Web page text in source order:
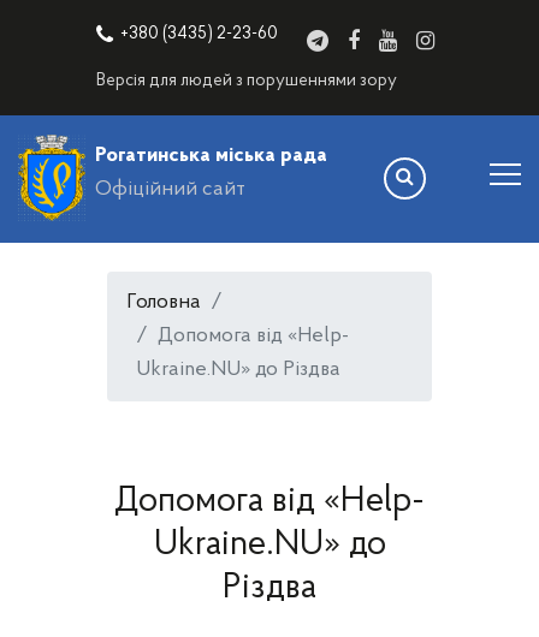
+380 (3435) 2-23-60
Версія для людей з порушеннями зору
Рогатинська міська рада
Офіційний сайт
Головна
Допомога від «Help-
Ukraine.NU» до Різдва
Допомога від «Help-
Ukraine.NU» до
Різдва